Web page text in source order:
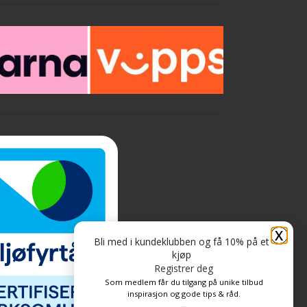
X
Bli med i kundeklubben og få 10% på et
kjøp
Registrer deg
Som medlem får du tilgang på unike tilbud
inspirasjon og gode tips & råd.